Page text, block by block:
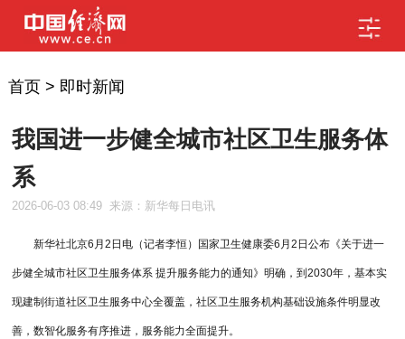
首页> 即时新闻
我国进一步健全城市社区卫生服务体
系
2026-06-03 08:49 来源：新华每日电讯
新华社北京6月2日电（记者李恒）国家卫生健康委6月2日公布《关于进一
步健全城市社区卫生服务体系 提升服务能力的通知》明确，到2030年，基本实
现建制街道社区卫生服务中心全覆盖，社区卫生服务机构基础设施条件明显改
善，数智化服务有序推进，服务能力全面提升。